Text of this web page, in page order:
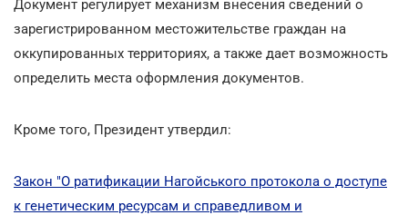
Документ регулирует механизм внесения сведений о
зарегистрированном местожительстве граждан на
оккупированных территориях, а также дает возможность
определить места оформления документов.
Кроме того, Президент утвердил:
Закон "О ратификации Нагойського протокола о доступе
к генетическим ресурсам и справедливом и